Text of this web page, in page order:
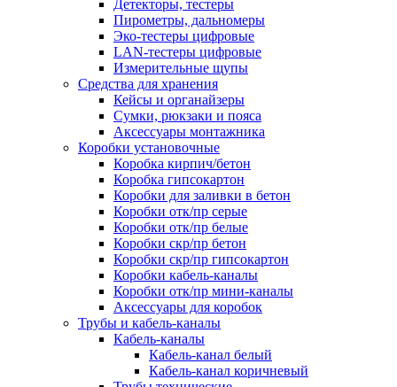
Детекторы, тестеры
Пирометры, дальномеры
Эко-тестеры цифровые
LAN-тестеры цифровые
Измерительные щупы
Средства для хранения
Кейсы и органайзеры
Сумки, рюкзаки и пояса
Аксессуары монтажника
Коробки установочные
Коробка кирпич/бетон
Коробка гипсокартон
Коробки для заливки в бетон
Коробки отк/пр серые
Коробки отк/пр белые
Коробки скр/пр бетон
Коробки скр/пр гипсокартон
Коробки кабель-каналы
Коробки отк/пр мини-каналы
Аксессуары для коробок
Трубы и кабель-каналы
Кабель-каналы
Кабель-канал белый
Кабель-канал коричневый